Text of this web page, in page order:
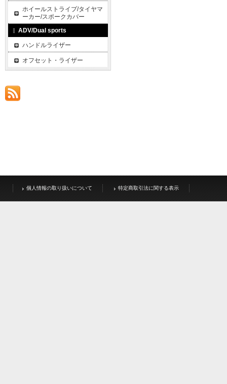
ホイールストライプ/タイヤマ
ーカー/スポークカバー
ADV/Dual sports
ハンドルライザー
オフセット・ライザー
個人情報の取り扱いについて 特定商取引法に関する表示